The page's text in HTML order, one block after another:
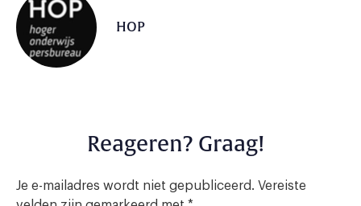
HOP
Reageren? Graag!
Je e-mailadres wordt niet gepubliceerd. Vereiste